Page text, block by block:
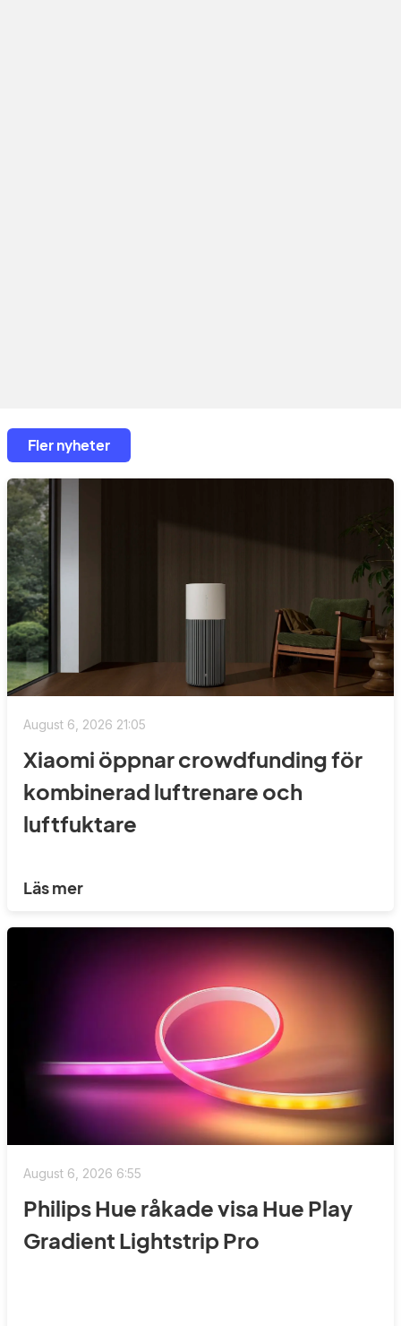
Fler nyheter
August 6, 2026 21:05
Xiaomi öppnar crowdfunding för
kombinerad luftrenare och
luftfuktare
Läs mer
August 6, 2026 6:55
Philips Hue råkade visa Hue Play
Gradient Lightstrip Pro